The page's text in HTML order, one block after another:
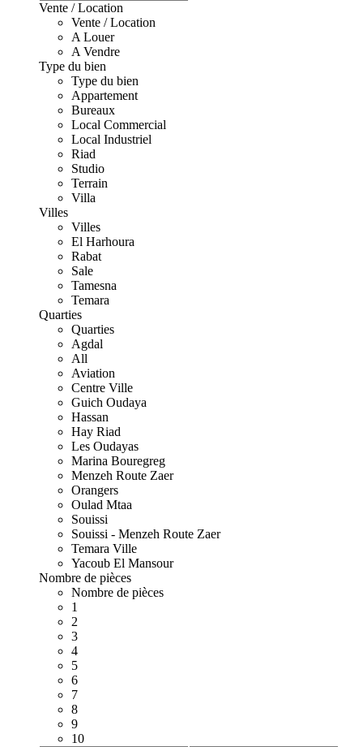
Vente / Location
Vente / Location
A Louer
A Vendre
Type du bien
Type du bien
Appartement
Bureaux
Local Commercial
Local Industriel
Riad
Studio
Terrain
Villa
Villes
Villes
El Harhoura
Rabat
Sale
Tamesna
Temara
Quarties
Quarties
Agdal
All
Aviation
Centre Ville
Guich Oudaya
Hassan
Hay Riad
Les Oudayas
Marina Bouregreg
Menzeh Route Zaer
Orangers
Oulad Mtaa
Souissi
Souissi - Menzeh Route Zaer
Temara Ville
Yacoub El Mansour
Nombre de pièces
Nombre de pièces
1
2
3
4
5
6
7
8
9
10